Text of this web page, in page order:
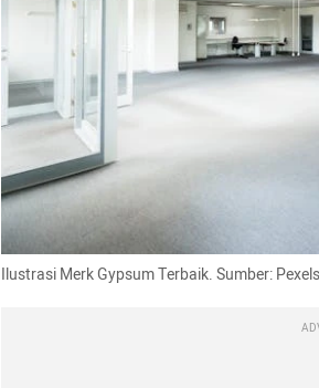
Ilustrasi Merk Gypsum Terbaik. Sumber: